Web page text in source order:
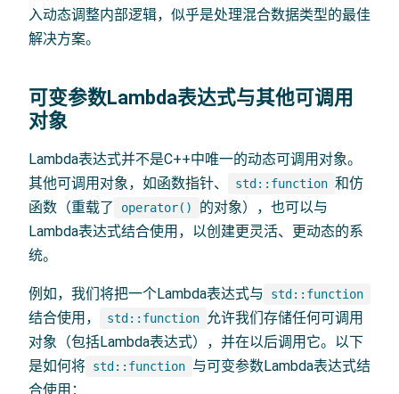
入动态调整内部逻辑，似乎是处理混合数据类型的最佳
解决方案。
可变参数Lambda表达式与其他可调用
对象
Lambda表达式并不是C++中唯一的动态可调用对象。
其他可调用对象，如函数指针、
std::function 和仿
函数（重载了
operator()
的对象），也可以与
Lambda表达式结合使用，以创建更灵活、更动态的系
统。
例如，我们将把一个Lambda表达式与 std::function
结合使用， std::function
允许我们存储任何可调用
对象（包括Lambda表达式），并在以后调用它。以下
是如何将 std::function 与可变参数Lambda表达式结
合使用：